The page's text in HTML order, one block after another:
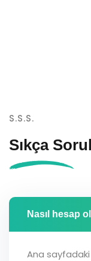
S.S.S.
Sıkça
Nasıl hesap
Ana sayfadaki